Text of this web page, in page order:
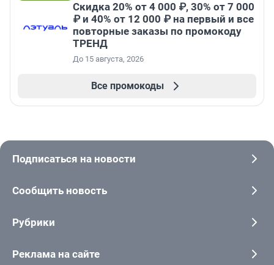
Скидка 20% от 4 000 ₽, 30% от 7 000
₽ и 40% от 12 000 ₽ на первый и все
повторные заказы по промокоду
ТРЕНД
До 15 августа, 2026
Все промокоды
Подписаться на новости
Сообщить новость
Рубрики
Реклама на сайте